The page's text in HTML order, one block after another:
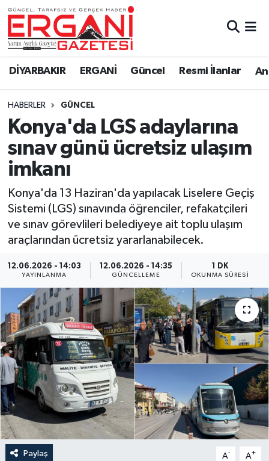
DİYARBAKIR ERGANİ Güncel Resmi İlanlar
HABERLER GÜNCEL
Konya'da LGS adaylarına
sınav günü ücretsiz ulaşım
imkanı
Konya'da 13 Haziran'da yapılacak Liselere Geçiş
Sistemi (LGS) sınavında öğrenciler, refakatçileri
ve sınav görevlileri belediyeye ait toplu ulaşım
araçlarından ücretsiz yararlanabilecek.
12.06.2026 - 14:03
YAYINLANMA
12.06.2026 - 14:35
GÜNCELLEME
1 DK
OKUNMA SÜRESI
Paylaş A- A+
DİYARBAKIR
BİSMİL
BAĞLAR
ERGANİ
Güncel
Eği̇ti̇m
Resmi İlanlar
Sağlık
Si̇yaset
Spor
Yaşam
Anali̇z
Bi̇li̇m & Teknoloji̇
Dünya
Eği̇ti̇m
Ergani Nöbetçi Eczaneler
Ergani Hava Durumu
Ergani Trafik Yoğunluk Haritası
Süper Lig Puan Durumu ve Fikstür
Tüm Manşetler
Son Dakika Haberleri
Haber Arşivi